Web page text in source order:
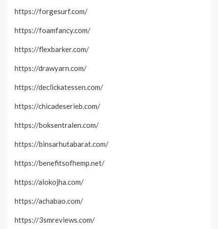
https://forgesurf.com/
https://foamfancy.com/
https://flexbarker.com/
https://drawyarn.com/
https://declickatessen.com/
https://chicadeserieb.com/
https://boksentralen.com/
https://binsarhutabarat.com/
https://benefitsofhemp.net/
https://alokojha.com/
https://achabao.com/
https://3smreviews.com/